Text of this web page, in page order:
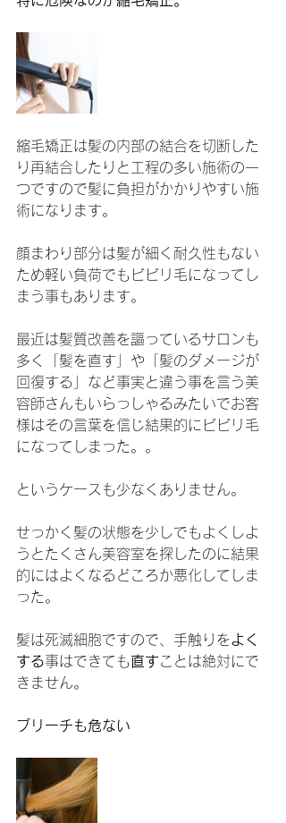
縮毛矯正は髪の内部の結合を切断した
り再結合したりと工程の多い施術の一
つですので髪に負担がかかりやすい施
術になります。
顔まわり部分は髪が細く耐久性もない
ため軽い負荷でもビビリ毛になってし
まう事もあります。
最近は髪質改善を謳っているサロンも
多く「髪を直す」や「髪のダメージが
回復する」など事実と違う事を言う美
容師さんもいらっしゃるみたいでお客
様はその言葉を信じ結果的にビビリ毛
になってしまった。。
というケースも少なくありません。
せっかく髪の状態を少しでもよくしよ
うとたくさん美容室を探したのに結果
的にはよくなるどころか悪化してしま
った。
髪は死滅細胞ですので、手触りをよく
する事はできても直すことは絶対にで
きません。
ブリーチも危ない